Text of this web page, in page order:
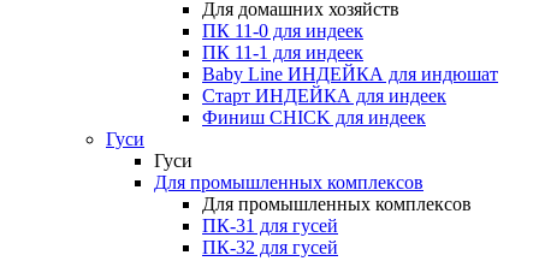
Для домашних хозяйств
ПК 11-0 для индеек
ПК 11-1 для индеек
Baby Line ИНДЕЙКА для индюшат
Старт ИНДЕЙКА для индеек
Финиш CHICK для индеек
Гуси
Гуси
Для промышленных комплексов
Для промышленных комплексов
ПК-31 для гусей
ПК-32 для гусей